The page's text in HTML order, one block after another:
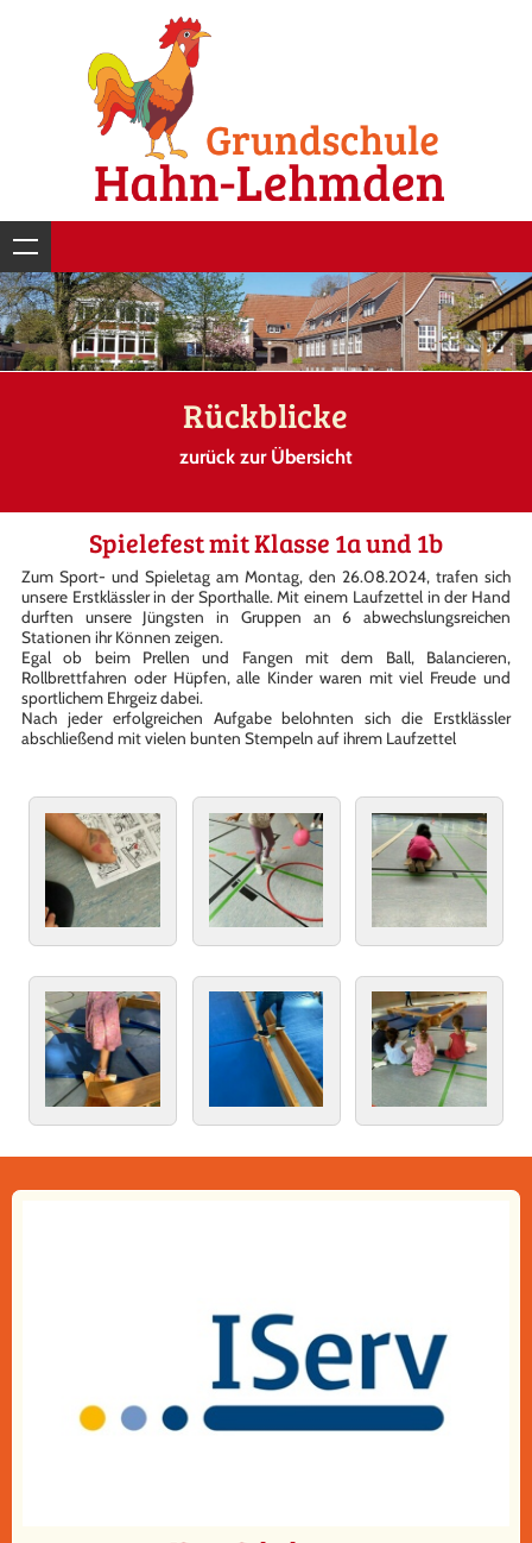
Rückblicke
zurück zur Übersicht
Spielefest mit Klasse 1a und 1b
Zum Sport- und Spieletag am Montag, den 26.08.2024, trafen sich
unsere Erstklässler in der Sporthalle. Mit einem Laufzettel in der Hand
durften unsere Jüngsten in Gruppen an 6 abwechslungsreichen
Stationen ihr Können zeigen.
Egal ob beim Prellen und Fangen mit dem Ball, Balancieren,
Rollbrettfahren oder Hüpfen, alle Kinder waren mit viel Freude und
sportlichem Ehrgeiz dabei.
Nach jeder erfolgreichen Aufgabe belohnten sich die Erstklässler
abschließend mit vielen bunten Stempeln auf ihrem Laufzettel